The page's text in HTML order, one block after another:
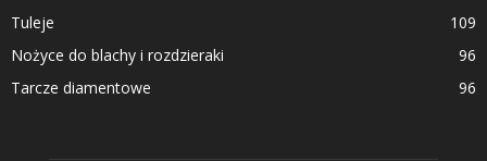
Tuleje
109
Nożyce do blachy i rozdzieraki
96
Tarcze diamentowe
96